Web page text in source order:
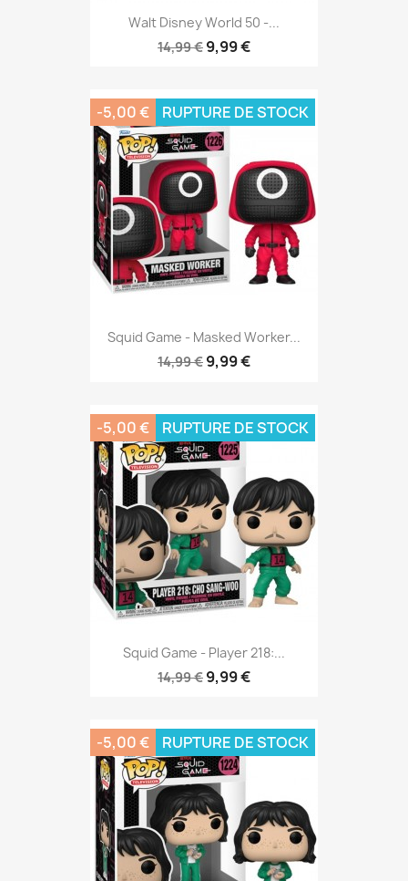
Walt Disney World 50 -...
14,99 € 9,99 €
Squid Game - Masked Worker...
14,99 € 9,99 €
-5,00 € RUPTURE DE STOCK
Squid Game - Player 218:...
14,99 € 9,99 €
-5,00 € RUPTURE DE STOCK
-5,00 € RUPTURE DE STOCK